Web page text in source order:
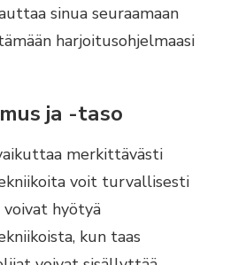
sinua seuraamaan
harjoitusohjelmaasi
ja -taso
merkittävästi
voit turvallisesti
hyötyä
kun taas